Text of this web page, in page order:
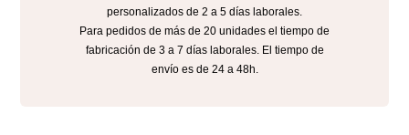
personalizados de 2 a 5 días laborales.
Para pedidos de más de 20 unidades el tiempo de
fabricación de 3 a 7 días laborales. El tiempo de
envío es de 24 a 48h.